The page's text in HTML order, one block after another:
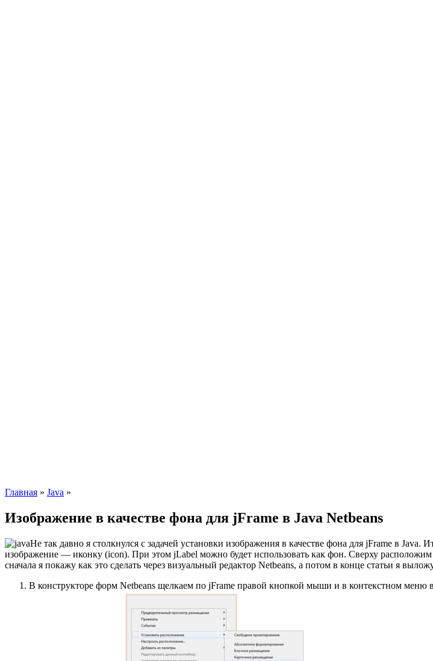
Главная » Java »
Изображение в качестве фона для jFrame в Java Netbeans
Не так давно я столкнулся с задачей установки изображения в качестве фона для jFrame в
изображение — иконку (icon). При этом jLabel можно будет использовать как фон. Сверху
сначала я покажу как это сделать через визуальный редактор Netbeans, а потом в конце статьи я
В конструкторе форм Netbeans щелкаем по jFrame правой кнопкой мыши и в контекстном меню